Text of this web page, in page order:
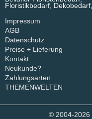
Floristikbedarf,
Impressum
AGB
Datenschutz
Preise + Lieferung
Kontakt
Neukunde?
Zahlungsarten
THEMENWELTEN
© 2004-2026